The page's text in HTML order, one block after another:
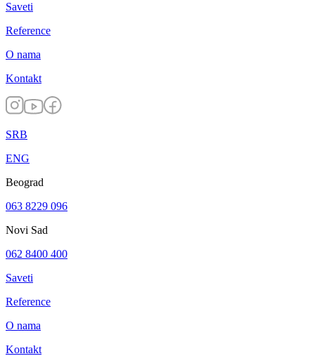
Saveti
Reference
O nama
Kontakt
SRB
ENG
Beograd
063 8229 096
Novi Sad
062 8400 400
Saveti
Reference
O nama
Kontakt